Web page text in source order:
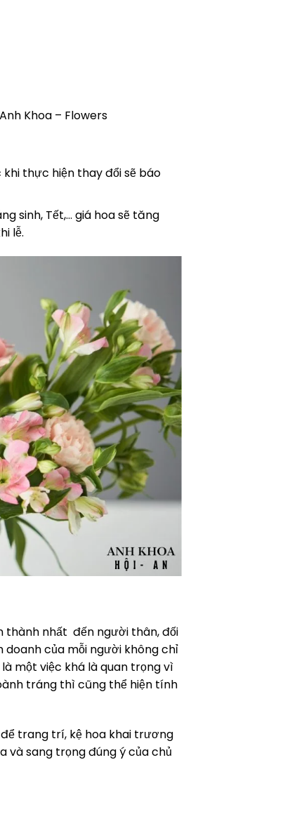
Khoa – Flowers
thực hiện thay đổi sẽ báo
sinh, Tết,… giá hoa sẽ tăng
lễ.
thành nhất đến người thân, đối
của mỗi người không chỉ
là một việc khá là quan trọng vì
tráng thì cũng thể hiện tính
trang trí, kệ hoa khai trương
và sang trọng đúng ý của chủ